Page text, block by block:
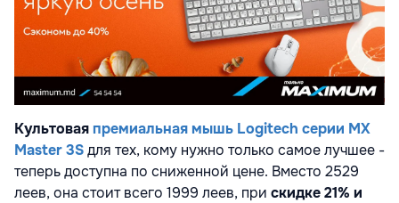
Культовая премиальная мышь Logitech серии MX
Master 3Sдля тех, кому нужно только самое лучшее -
теперь доступна по сниженной цене. Вместо 2529
леев, она стоит всего 1999 леев, при скидке 21% и